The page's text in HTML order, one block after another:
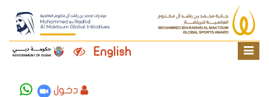
English
دخول